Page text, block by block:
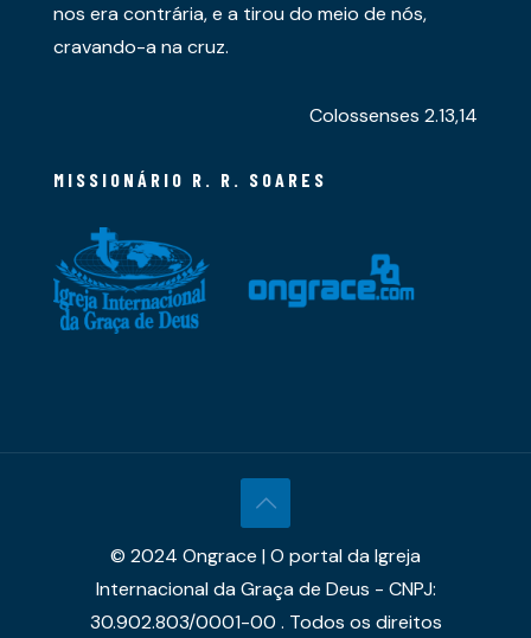
nos era contrária, e a tirou do meio de nós,
cravando-a na cruz.
Colossenses 2.13,14
MISSIONÁRIO R. R. SOARES
© 2024 Ongrace | O portal da Igreja
Internacional da Graça de Deus - CNPJ:
30.902.803/0001-00 . Todos os direitos